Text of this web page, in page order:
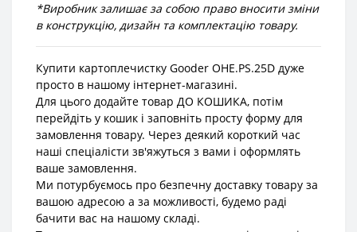
*Виробник залишає за собою право вносити зміни
в конструкцію, дизайн та комплектацію товару.
Купити картоплечистку Gooder OHE.PS.25D дуже
просто в нашому інтернет-магазині.
Для цього додайте товар ДО КОШИКА, потім
перейдіть у кошик і заповніть просту форму для
замовлення товару. Через деякий короткий час
наші спеціалісти зв'яжуться з вами і оформлять
ваше замовлення.
Ми потурбуємось про безпечну доставку товару за
вашою адресою а за можливості, будемо раді
бачити вас на нашому складі.